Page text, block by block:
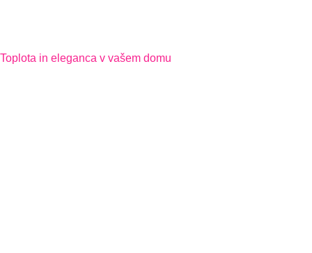
Toplota in eleganca v vašem domu